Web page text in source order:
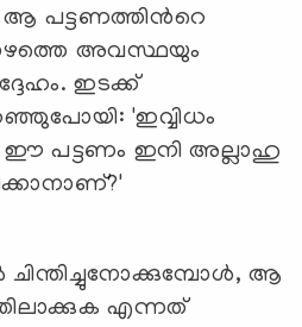
പട്ടണത്തിന്‍റെ
അവസ്ഥയും
ഇടക്ക്
'ഇവ്വിധം
ഈ പട്ടണം ഇനി അല്ലാഹു
ആ
എന്നത്